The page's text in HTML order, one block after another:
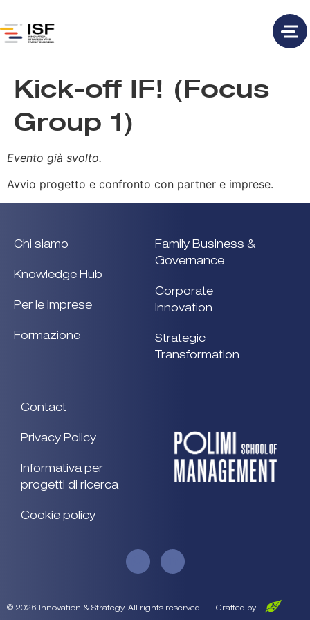
Kick-off IF! (Focus
Group 1)
Evento già svolto.
Avvio progetto e confronto con partner e imprese.
Chi siamo
Knowledge Hub
Per le imprese
Formazione
Family Business &
Governance
Corporate
Innovation
Strategic
Transformation
Contact
Privacy Policy
Informativa per
progetti di ricerca
Cookie policy
© 2026 Innovation & Strategy. All rights reserved. Crafted by: